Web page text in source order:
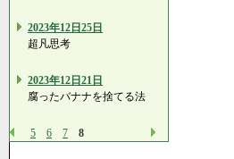
2023年12日25日
超凡思考
2023年12日21日
腐ったバナナを捨てる法
5 6 7 8